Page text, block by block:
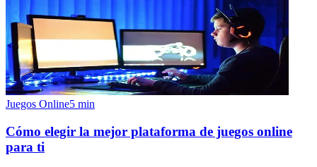
Juegos Online5 min
Cómo elegir la mejor plataforma de juegos online
para ti